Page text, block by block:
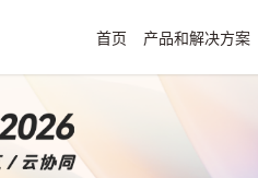
首页 产品和解决方案